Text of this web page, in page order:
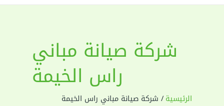
شركة صيانة مباني
راس الخيمة
الرئيسية شركة صيانة مباني راس الخيمة